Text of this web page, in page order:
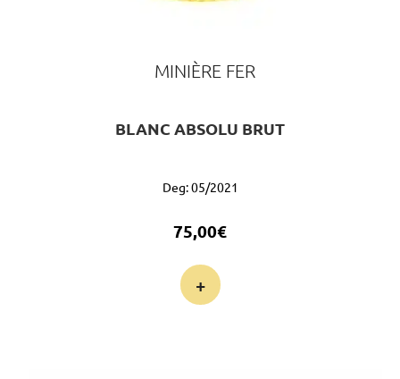
MINIÈRE FER
BLANC ABSOLU BRUT
Deg: 05/2021
75,00€
+